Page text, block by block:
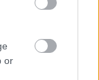
or
ut før nyttår.
et lag Didrik
en del av.